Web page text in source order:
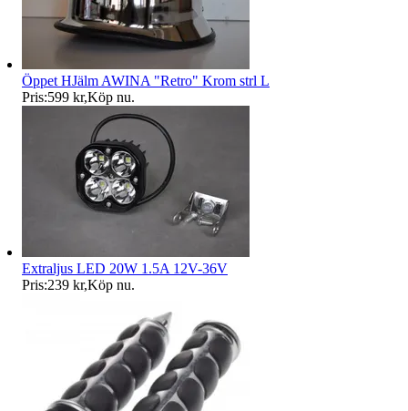
Öppet HJälm AWINA "Retro" Krom strl L
Pris:599 kr,Köp nu.
Extraljus LED 20W 1.5A 12V-36V
Pris:239 kr,Köp nu.